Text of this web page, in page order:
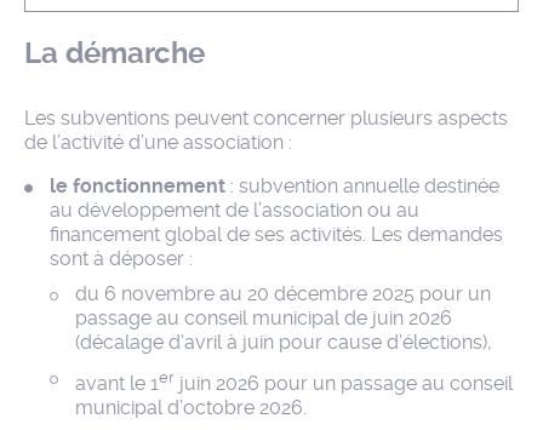
La démarche
Les subventions peuvent concerner plusieurs aspects
de l’activité d’une association :
le fonctionnement : subvention annuelle destinée
au développement de l’association ou au
financement global de ses activités. Les demandes
sont à déposer :
du 6 novembre au 20 décembre 2025 pour un
passage au conseil municipal de juin 2026
(décalage d’avril à juin pour cause d’élections),
avant le 1er juin 2026 pour un passage au conseil
municipal d’octobre 2026.